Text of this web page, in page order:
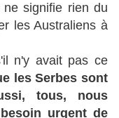
signifie rien du
les Australiens à
n'y avait pas ce
les Serbes sont
tous, nous
urgent de